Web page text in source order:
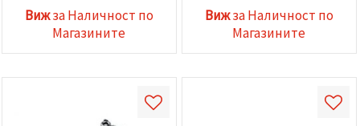
Вижза Наличност по
Магазините
Вижза Наличност по
Магазините